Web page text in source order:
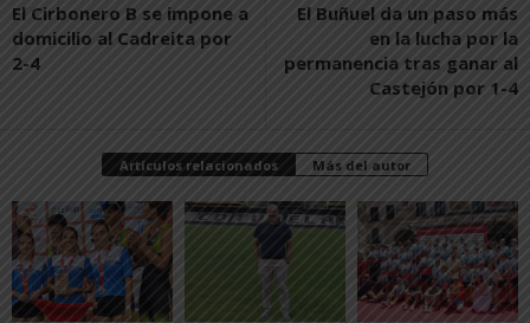
El Cirbonero B se impone a
domicilio al Cadreita por
2-4
El Buñuel da un paso más
en la lucha por la
permanencia tras ganar al
Castejón por 1-4
Artículos relacionados Más del autor